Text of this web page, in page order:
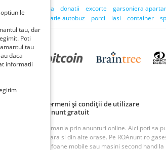
tau, dar
Poti
tau
daca
informatii
geanta obregia donatii excorte garsoniera
statie autobuz porci iasi container
cookie
Termeni și condiții de utilizare
Cum adaug anunt gratuit
din Romania prin anunturi online. Aici poti sa
Craiova, Timisoara si din alte orase. Pe ROAnunt.ro
terenuri, telefoane mobile sau masini second hand